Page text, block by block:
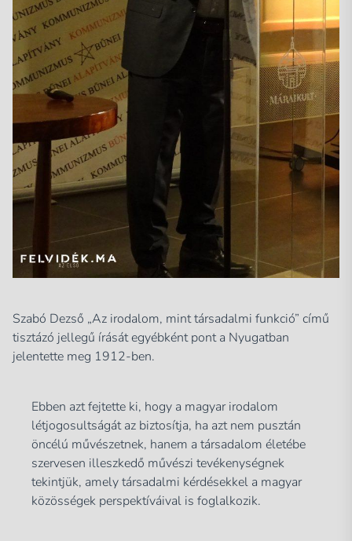
Szabó Dezső „Az irodalom, mint társadalmi funkció” című
tisztázó jellegű írását egyébként pont a Nyugatban
jelentette meg 1912-ben.
Ebben azt fejtette ki, hogy a magyar irodalom
létjogosultságát az biztosítja, ha azt nem pusztán
öncélú művészetnek, hanem a társadalom életébe
szervesen illeszkedő művészi tevékenységnek
tekintjük, amely társadalmi kérdésekkel a magyar
közösségek perspektíváival is foglalkozik.